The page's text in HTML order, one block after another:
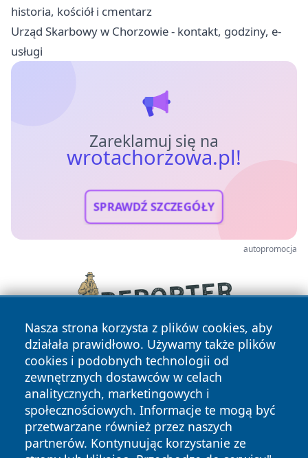
historia, kościół i cmentarz
Urząd Skarbowy w Chorzowie - kontakt, godziny, e-
usługi
Zareklamuj się na
wrotachorzowa.pl!
SPRAWDŹ SZCZEGÓŁY
autopromocja
Nasza strona korzysta z plików cookies, aby
działała prawidłowo. Używamy także plików
cookies i podobnych technologii od
zewnętrznych dostawców w celach
analitycznych, marketingowych i
społecznościowych. Informacje te mogą być
przetwarzane również przez naszych
partnerów. Kontynuując korzystanie ze
Copyright © 2026 wrotachorzowa.pl Wszystkie prawa